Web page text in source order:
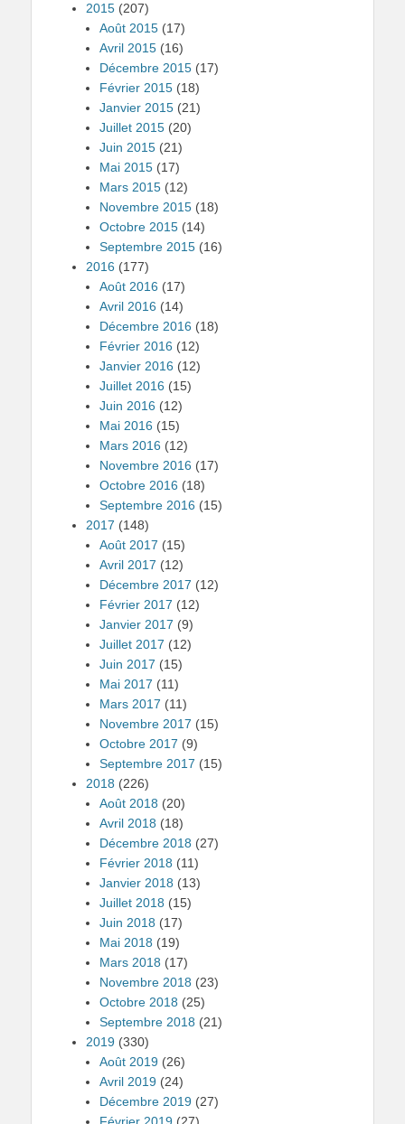
2015 (207)
Août 2015 (17)
Avril 2015 (16)
Décembre 2015 (17)
Février 2015 (18)
Janvier 2015 (21)
Juillet 2015 (20)
Juin 2015 (21)
Mai 2015 (17)
Mars 2015 (12)
Novembre 2015 (18)
Octobre 2015 (14)
Septembre 2015 (16)
2016 (177)
Août 2016 (17)
Avril 2016 (14)
Décembre 2016 (18)
Février 2016 (12)
Janvier 2016 (12)
Juillet 2016 (15)
Juin 2016 (12)
Mai 2016 (15)
Mars 2016 (12)
Novembre 2016 (17)
Octobre 2016 (18)
Septembre 2016 (15)
2017 (148)
Août 2017 (15)
Avril 2017 (12)
Décembre 2017 (12)
Février 2017 (12)
Janvier 2017 (9)
Juillet 2017 (12)
Juin 2017 (15)
Mai 2017 (11)
Mars 2017 (11)
Novembre 2017 (15)
Octobre 2017 (9)
Septembre 2017 (15)
2018 (226)
Août 2018 (20)
Avril 2018 (18)
Décembre 2018 (27)
Février 2018 (11)
Janvier 2018 (13)
Juillet 2018 (15)
Juin 2018 (17)
Mai 2018 (19)
Mars 2018 (17)
Novembre 2018 (23)
Octobre 2018 (25)
Septembre 2018 (21)
2019 (330)
Août 2019 (26)
Avril 2019 (24)
Décembre 2019 (27)